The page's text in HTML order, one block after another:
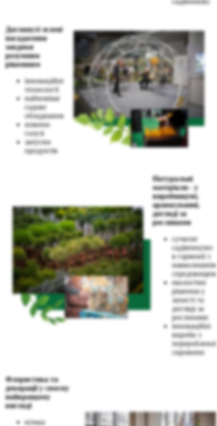
Доглянуті зелені
насадження
завдяки
розумним
рішенням
інноваційні
технології
найновіше
садове
обладнання
новини
галузі
запуски
продуктів
Натуральні
матеріали - у
виробництві,
аранжуванні,
догляді за
рослинами
сучасне
садівництво
в гармонії з
навколишнім
середовищем
екологічні
рішення у
захисті та
догляді за
рослинами
інноваційні
вироби з
переробленої
сировини
Флористика та
декорації у своєму
найкращому
вигляді
кілька